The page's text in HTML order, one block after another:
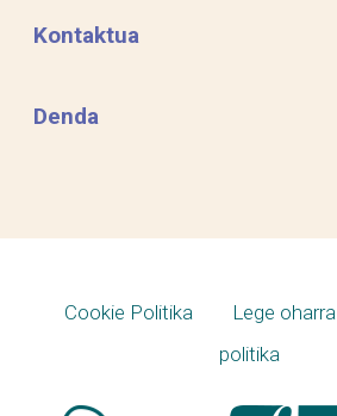
Kontaktua
Denda
Cookie Politika Lege oharra
politika